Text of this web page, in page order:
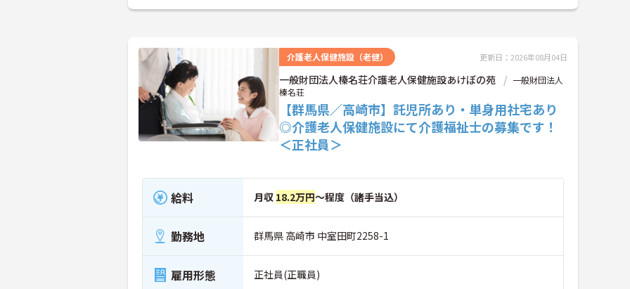
介護老人保健施設（老健） 更新日：2026年08月04日
一般財団法人榛名荘介護老人保健施設あけぼの苑
一般財団法人
榛名荘
【群馬県／高崎市】託児所あり・単身用社宅あり
◎介護老人保健施設にて介護福祉士の募集です！
＜正社員＞
給料 月収 18.2万円～程度（諸手当込）
勤務地 群馬県 高崎市 中室田町2258-1
雇用形態 正社員(正職員)